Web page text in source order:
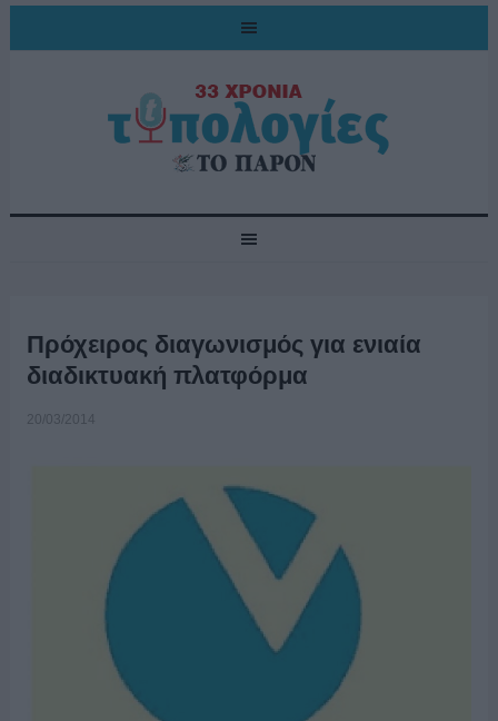
Πρόχειρος διαγωνισμός για ενιαία
διαδικτυακή πλατφόρμα
20/03/2014